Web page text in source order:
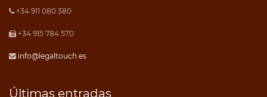
+34 911 080 380
+34 915 784 570
info@legaltouch.es
Últimas entradas